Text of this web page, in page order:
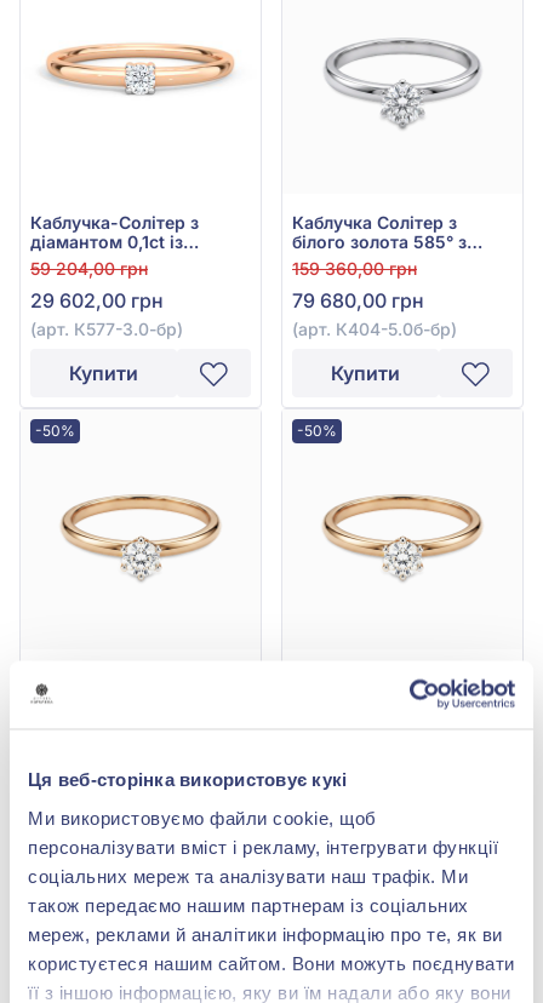
Ця веб-сторінка використовує кукі
Ми використовуємо файли cookie, щоб
персоналізувати вміст і рекламу, інтегрувати функції
соціальних мереж та аналізувати наш трафік. Ми
також передаємо нашим партнерам із соціальних
мереж, реклами й аналітики інформацію про те, як ви
користуєтеся нашим сайтом. Вони можуть поєднувати
її з іншою інформацією, яку ви їм надали або яку вони
Каблучка-Солітер з
діамантом 0,1ct із
червоного золота 585°,
арт. К577-3.0к-бр
59 204,00 грн
29 602,00 грн
(арт. К577-3.0-бр)
Купити
Каблучка Солітер з
білого золота 585° з
діамантом 0,51ct, арт.
К404-5.0б-бр
159 360,00 грн
79 680,00 грн
(арт. К404-5.0б-бр)
Купити
-50%
діамантом 0,5ct із
(арт. К404-5.0к-бр)
Купити
-50%
Каблучка-солітер з
діамантом 0,23ct із
червоного золота 585°,
(арт. к404-3.75к-бр)
Купити
-50% -50%